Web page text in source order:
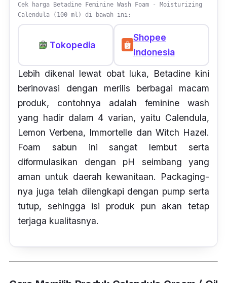
Cek harga Betadine Feminine Wash Foam - Moisturizing
Calendula (100 ml) di bawah ini:
Tokopedia
Shopee
Indonesia
Lebih dikenal lewat obat luka, Betadine kini
berinovasi dengan merilis berbagai macam
produk, contohnya adalah feminine wash
yang hadir dalam 4 varian, yaitu Calendula,
Lemon Verbena, Immortelle dan Witch Hazel.
Foam sabun ini sangat lembut serta
diformulasikan dengan pH seimbang yang
aman untuk daerah kewanitaan.
Packaging-
nya juga telah dilengkapi dengan pump serta
tutup, sehingga isi produk pun akan tetap
terjaga kualitasnya.